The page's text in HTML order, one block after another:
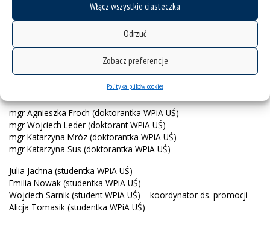
Włącz wszystkie ciasteczka
Odrzuć
Zobacz preferencje
Polityka plików cookies
dr hab. Olga Sitarz, prof. UŚ (WPiA UŚ)
dr Michał Grudecki (WPiA UŚ)
dr Anna Jaworska-Wieloch (WPiA UŚ)
dr Piotr Zawiejski (WPiA UŚ)
mgr Agnieszka Froch (doktorantka WPiA UŚ)
mgr Wojciech Leder (doktorant WPiA UŚ)
mgr Katarzyna Mróz (doktorantka WPiA UŚ)
mgr Katarzyna Sus (doktorantka WPiA UŚ)
Julia Jachna (studentka WPiA UŚ)
Emilia Nowak (studentka WPiA UŚ)
Wojciech Sarnik (student WPiA UŚ) – koordynator ds. promocji
Alicja Tomasik (studentka WPiA UŚ)